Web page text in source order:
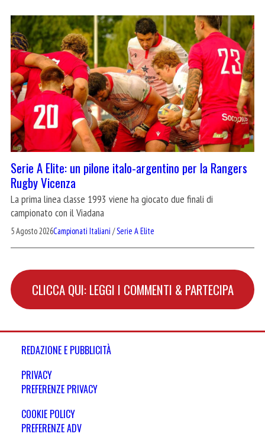
Serie A Elite: un pilone italo-argentino per la Rangers
Rugby Vicenza
La prima linea classe 1993 viene ha giocato due finali di
campionato con il Viadana
5 Agosto 2026Campionati Italiani /Serie A Elite
CLICCA QUI: LEGGI I COMMENTI & PARTECIPA
REDAZIONE E PUBBLICITÀ
PRIVACY
PREFERENZE PRIVACY
COOKIE POLICY
PREFERENZE ADV